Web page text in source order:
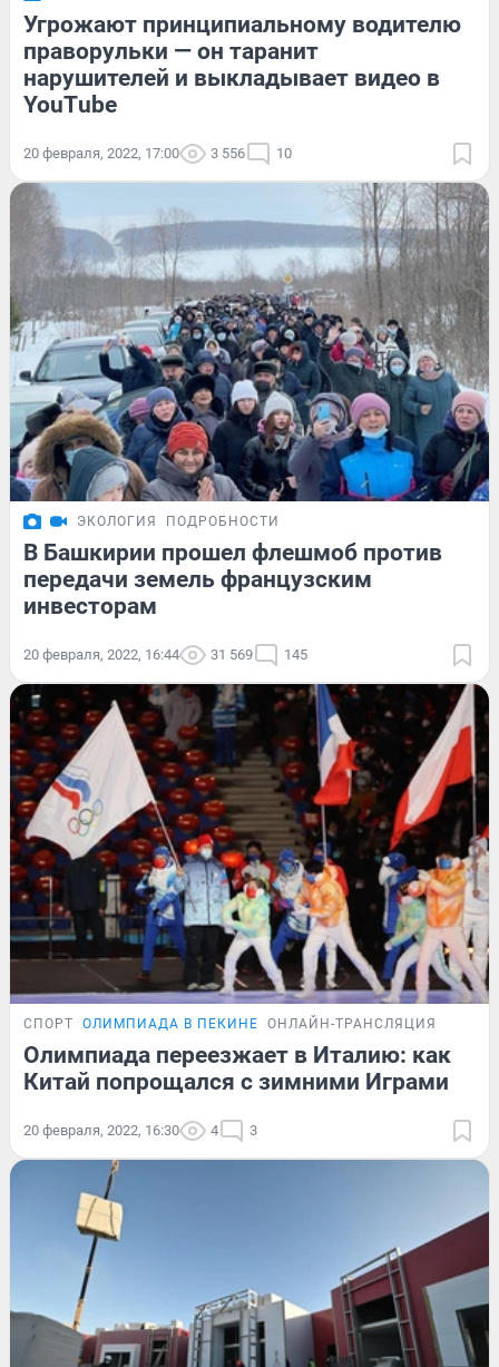
Угрожают принципиальному водителю
праворульки — он таранит
нарушителей и выкладывает видео в
YouТube
20 февраля, 2022, 17:00 3 556 10
ЭКОЛОГИЯ ПОДРОБНОСТИ
В Башкирии прошел флешмоб против
передачи земель французским
инвесторам
20 февраля, 2022, 16:44 31 569 145
СПОРТ ОЛИМПИАДА В ПЕКИНЕ ОНЛАЙН-ТРАНСЛЯЦИЯ
Олимпиада переезжает в Италию: как
Китай попрощался с зимними Играми
20 февраля, 2022, 16:30 4 3